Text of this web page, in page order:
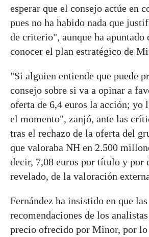
esperar que el consejo actúe en
pues no ha habido nada que
de criterio", aunque ha apuntado
conocer el plan estratégico de
"Si alguien entiende que puede
consejo sobre si va a opinar a
oferta de 6,4 euros la acción; yo
el momento", zanjó, ante las
tras el rechazo de la oferta del
que valoraba NH en 2.500
decir, 7,08 euros por título y por
revelado, de la valoración
Fernández ha insistido en que las
recomendaciones de los
precio ofrecido por Minor, por lo